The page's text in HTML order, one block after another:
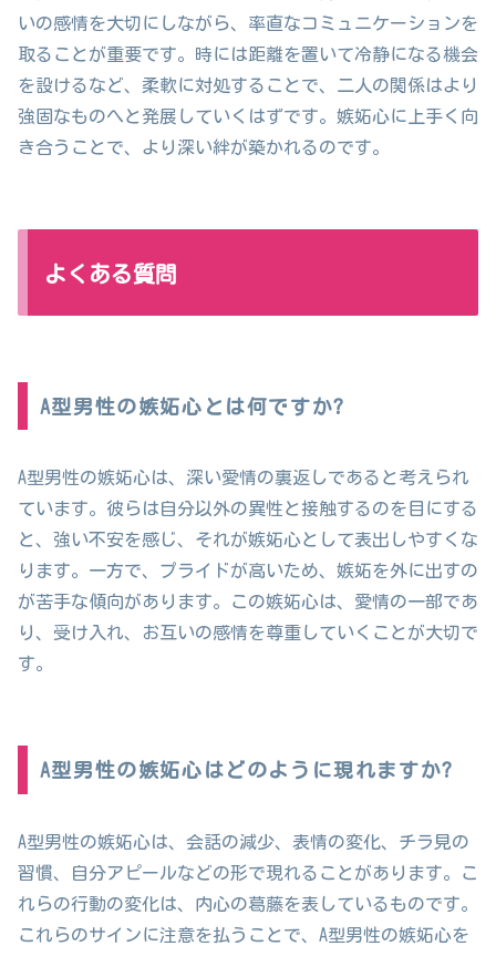
いの感情を大切にしながら、率直なコミュニケーションを
取ることが重要です。時には距離を置いて冷静になる機会
を設けるなど、柔軟に対処することで、二人の関係はより
強固なものへと発展していくはずです。嫉妬心に上手く向
き合うことで、より深い絆が築かれるのです。
よくある質問
A型男性の嫉妬心とは何ですか?
A型男性の嫉妬心は、深い愛情の裏返しであると考えられ
ています。彼らは自分以外の異性と接触するのを目にする
と、強い不安を感じ、それが嫉妬心として表出しやすくな
ります。一方で、プライドが高いため、嫉妬を外に出すの
が苦手な傾向があります。この嫉妬心は、愛情の一部であ
り、受け入れ、お互いの感情を尊重していくことが大切で
す。
A型男性の嫉妬心はどのように現れますか?
A型男性の嫉妬心は、会話の減少、表情の変化、チラ見の
習慣、自分アピールなどの形で現れることがあります。こ
れらの行動の変化は、内心の葛藤を表しているものです。
これらのサインに注意を払うことで、A型男性の嫉妬心を